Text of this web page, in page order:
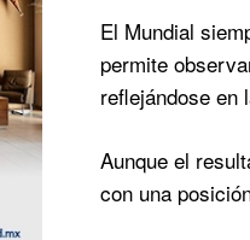
El Mundial
permite
reflejándose en
Aunque el
con una